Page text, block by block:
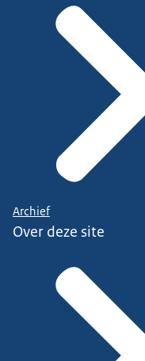
Archief
Over deze site